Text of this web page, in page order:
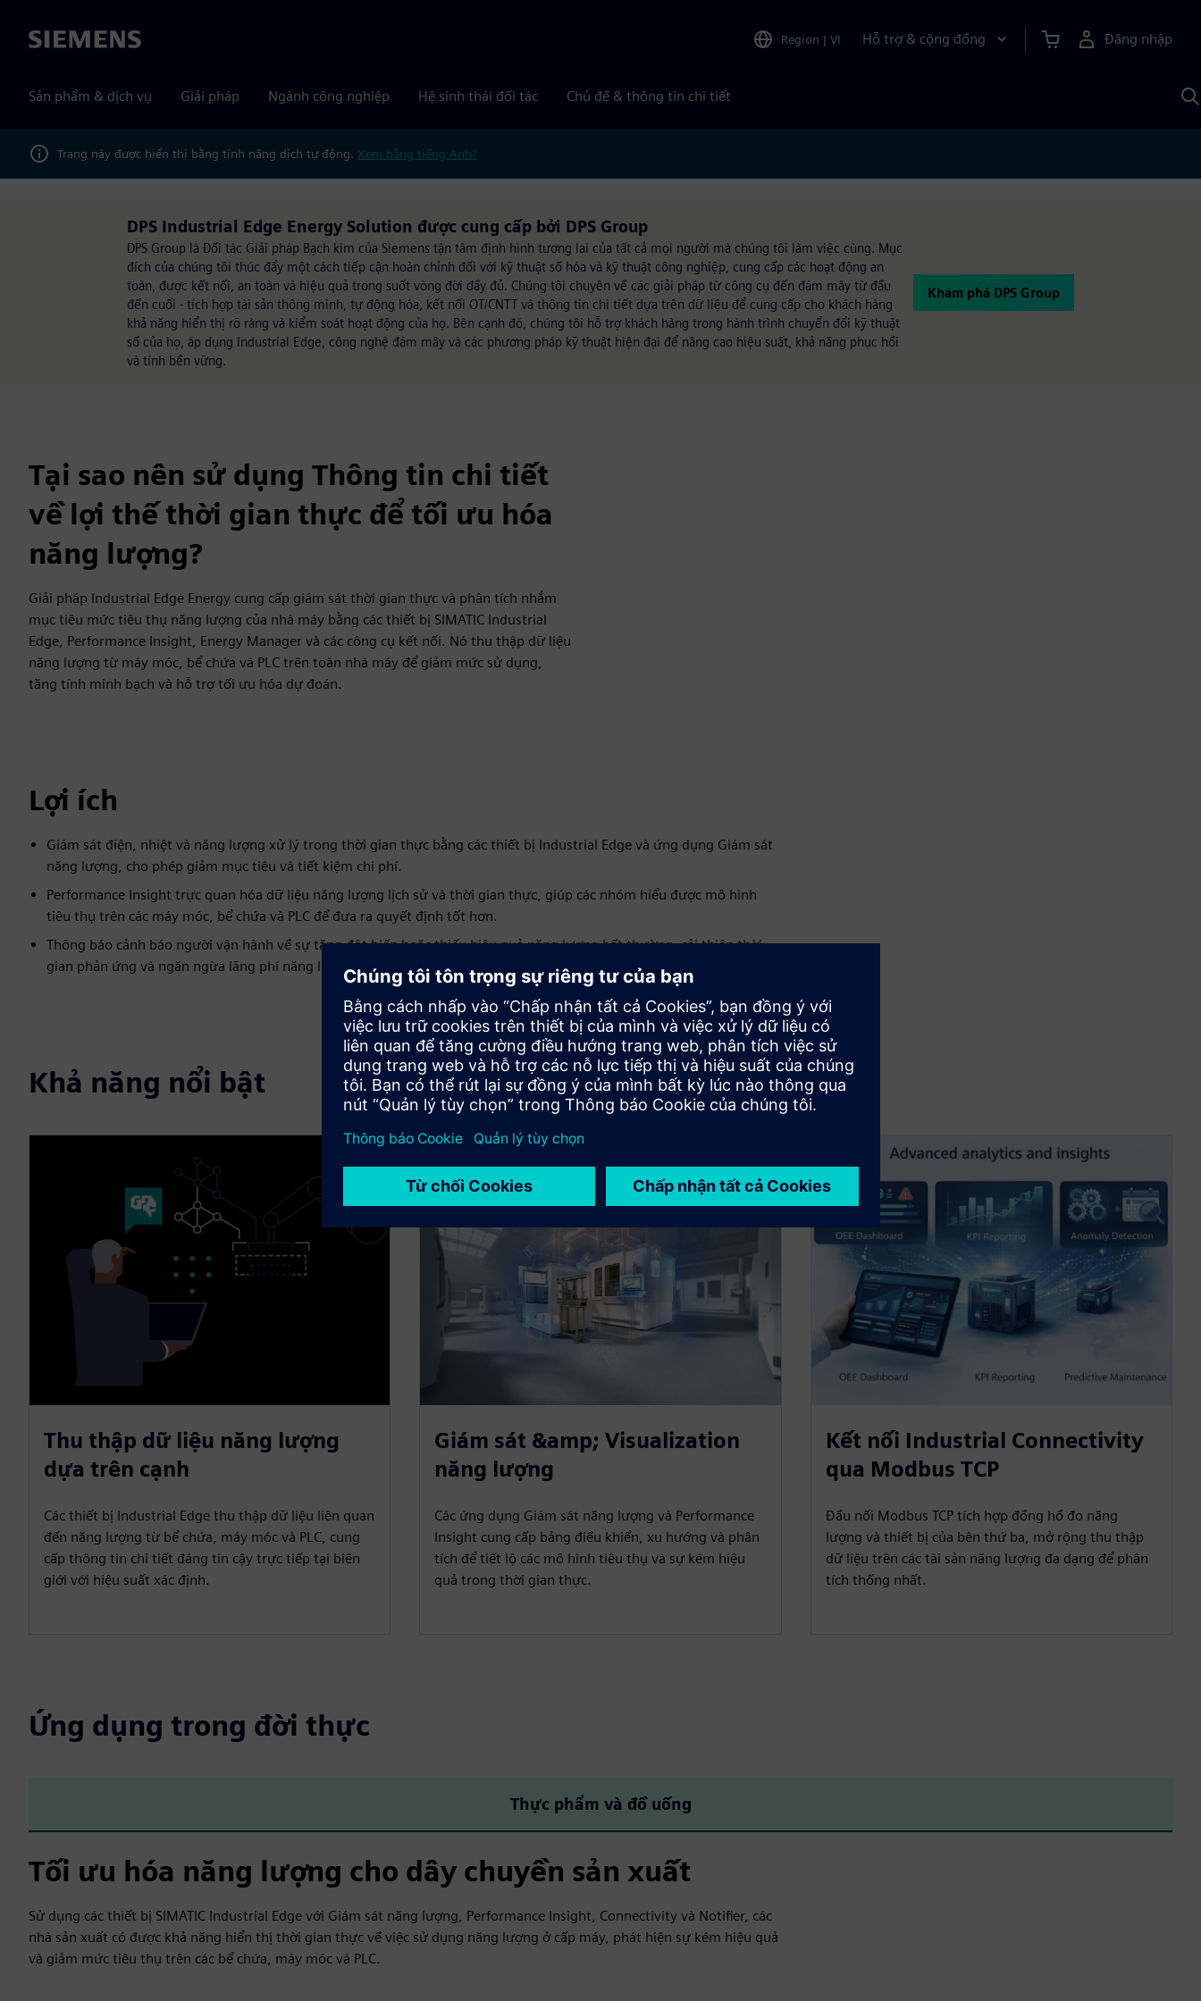
Siemens Region | VI Hỗ trợ & cộng đồng Đăng nhập
Sản phẩm & dịch vụ Giải pháp Ngành công nghiệp Hệ sinh thái đối tác Chủ đề & thông tin chi tiết
Trang này được hiển thị bằng tính năng dịch tự động. Xem bằng tiếng Anh?
DPS Industrial Edge Energy Solution được cung cấp bởi DPS Group
DPS Group là Đối tác Giải pháp Bạch kim của Siemens tận tâm định hình tương lai của tất cả mọi người mà chúng tôi làm việc cùng. Mục
đích của chúng tôi thúc đẩy một cách tiếp cận hoàn chỉnh đối với kỹ thuật số hóa và kỹ thuật công nghiệp, cung cấp các hoạt động an
toàn, được kết nối, an toàn và hiệu quả trong suốt vòng đời đầy đủ. Chúng tôi chuyên về các giải pháp từ công cụ đến đám mây từ đầu
đến cuối - tích hợp tài sản thông minh, tự động hóa, kết nối OT/CNTT và thông tin chi tiết dựa trên dữ liệu để cung cấp cho khách hàng
khả năng hiển thị rõ ràng và kiểm soát hoạt động của họ. Bên cạnh đó, chúng tôi hỗ trợ khách hàng trong hành trình chuyển đổi kỹ thuật
số của họ, áp dụng Industrial Edge, công nghệ đám mây và các phương pháp kỹ thuật hiện đại để nâng cao hiệu suất, khả năng phục hồi
và tính bền vững.
Khám phá DPS Group
Tại sao nên sử dụng Thông tin chi tiết
về lợi thế thời gian thực để tối ưu hóa
năng lượng?
Giải pháp Industrial Edge Energy cung cấp giám sát thời gian thực và phân tích nhắm
mục tiêu mức tiêu thụ năng lượng của nhà máy bằng các thiết bị SIMATIC Industrial
Edge, Performance Insight, Energy Manager và các công cụ kết nối. Nó thu thập dữ liệu
năng lượng từ máy móc, bể chứa và PLC trên toàn nhà máy để giảm mức sử dụng,
tăng tính minh bạch và hỗ trợ tối ưu hóa dự đoán.
Lợi ích
Giám sát điện, nhiệt và năng lượng xử lý trong thời gian thực bằng các thiết bị Industrial Edge và ứng dụng Giám sát
năng lượng, cho phép giảm mục tiêu và tiết kiệm chi phí.
Performance Insight trực quan hóa dữ liệu năng lượng lịch sử và thời gian thực, giúp các nhóm hiểu được mô hình
tiêu thụ trên các máy móc, bể chứa và PLC để đưa ra quyết định tốt hơn.
Thông báo cảnh báo người vận hành về sự tăng đột biến hoặc thiếu hiệu quả năng lượng bất thường, cải thiện thời
gian phản ứng và ngăn ngừa lãng phí năng lượng không cần thiết.
Khả năng nổi bật
Thu thập dữ liệu năng lượng
dựa trên cạnh
Các thiết bị Industrial Edge thu thập dữ liệu liên quan
đến năng lượng từ bể chứa, máy móc và PLC, cung
cấp thông tin chi tiết đáng tin cậy trực tiếp tại biên
giới với hiệu suất xác định.
Giám sát &amp; Visualization
năng lượng
Các ứng dụng Giám sát năng lượng và Performance
Insight cung cấp bảng điều khiển, xu hướng và phân
tích để tiết lộ các mô hình tiêu thụ và sự kém hiệu
quả trong thời gian thực.
Kết nối Industrial Connectivity
qua Modbus TCP
Đầu nối Modbus TCP tích hợp đồng hồ đo năng
lượng và thiết bị của bên thứ ba, mở rộng thu thập
dữ liệu trên các tài sản năng lượng đa dạng để phân
tích thống nhất.
Ứng dụng trong đời thực
Thực phẩm và đồ uống
Tối ưu hóa năng lượng cho dây chuyền sản xuất
Sử dụng các thiết bị SIMATIC Industrial Edge với Giám sát năng lượng, Performance Insight, Connectivity và Notifier, các
nhà sản xuất có được khả năng hiển thị thời gian thực về việc sử dụng năng lượng ở cấp máy, phát hiện sự kém hiệu quả
và giảm mức tiêu thụ trên các bể chứa, máy móc và PLC.